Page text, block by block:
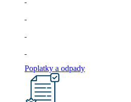
Poplatky a odpady